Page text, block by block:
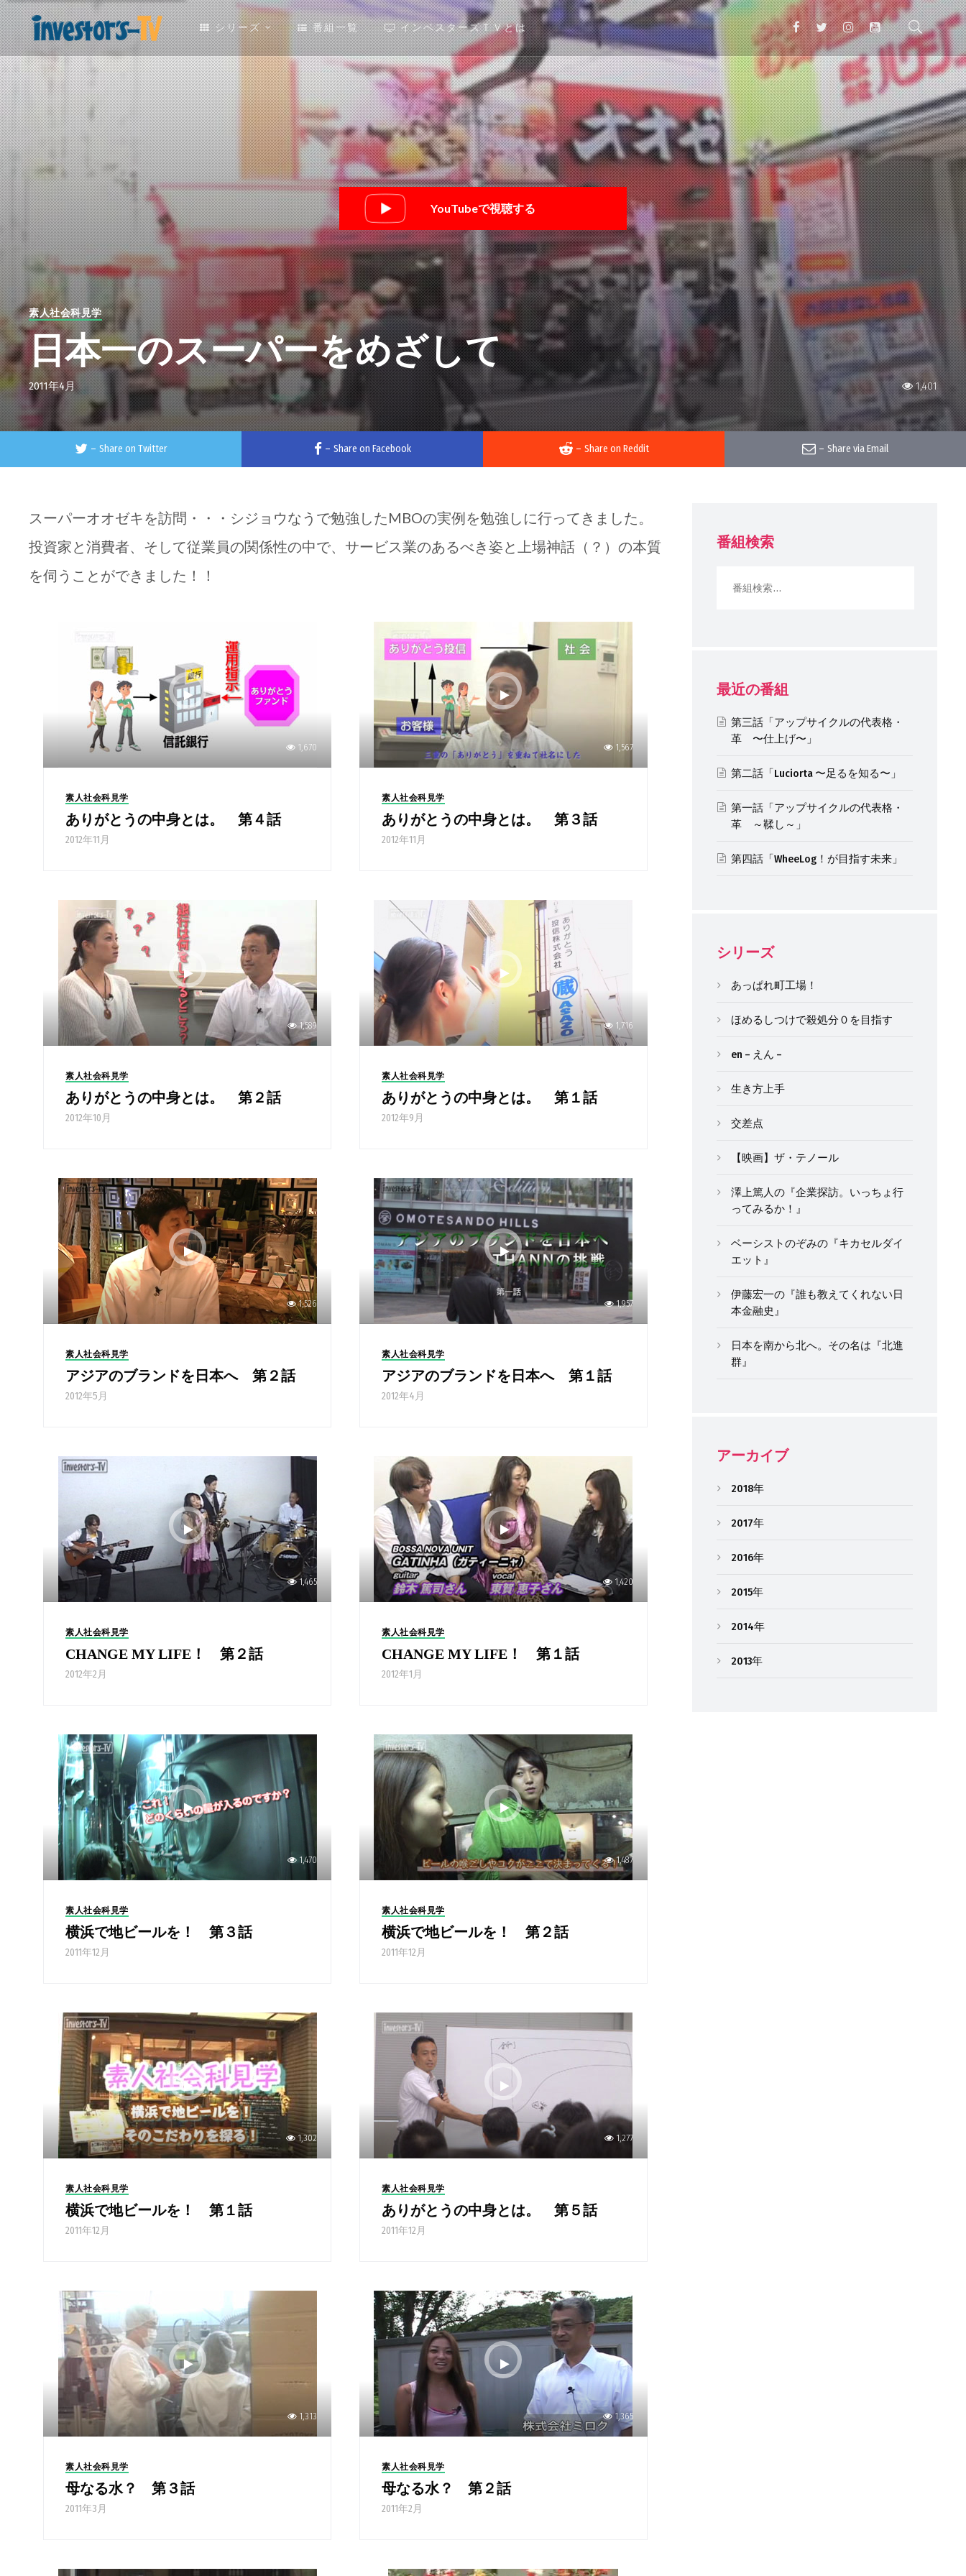
シリーズ 番組一覧 インベスターズＴＶとは
YouTubeで視聴する
1,401
素人社会科見学
日本一のスーパーをめざして
2011年4月
– Share on Twitter – Share on Facebook – Share on Reddit – Share via Email
スーパーオオゼキを訪問・・・シジョウなうで勉強したMBOの実例を勉強しに行ってきました。
投資家と消費者、そして従業員の関係性の中で、サービス業のあるべき姿と上場神話（？）の本質
を伺うことができました！！
1,670
素人社会科見学
ありがとうの中身とは。 第４話
2012年11月
1,567
素人社会科見学
ありがとうの中身とは。 第３話
2012年11月
1,589
素人社会科見学
ありがとうの中身とは。 第２話
2012年10月
1,716
素人社会科見学
ありがとうの中身とは。 第１話
2012年9月
1,526
素人社会科見学
アジアのブランドを日本へ 第２話
2012年5月
1,957
素人社会科見学
アジアのブランドを日本へ 第１話
2012年4月
1,465
素人社会科見学
CHANGE MY LIFE！ 第２話
2012年2月
1,420
素人社会科見学
CHANGE MY LIFE！ 第１話
2012年1月
1,470
素人社会科見学
横浜で地ビールを！ 第３話
2011年12月
1,487
素人社会科見学
横浜で地ビールを！ 第２話
2011年12月
1,302
素人社会科見学
横浜で地ビールを！ 第１話
2011年12月
1,277
素人社会科見学
ありがとうの中身とは。 第５話
2011年12月
1,313
素人社会科見学
母なる水？ 第３話
2011年3月
1,365
素人社会科見学
母なる水？ 第２話
2011年2月
番組検索
最近の番組
第三話「アップサイクルの代表格・
革 〜仕上げ〜」
第二話「Luciorta 〜足るを知る〜」
第一話「アップサイクルの代表格・
革 ～鞣し～」
第四話「WheeLog！が目指す未来」
シリーズ
あっぱれ町工場！
ほめるしつけで殺処分０を目指す
en – えん –
生き方上手
交差点
【映画】ザ・テノール
澤上篤人の『企業探訪。いっちょ行
ってみるか！』
ベーシストのぞみの『キカセルダイ
エット』
伊藤宏一の『誰も教えてくれない日
本金融史』
日本を南から北へ。その名は『北進
群』
アーカイブ
2018年
2017年
2016年
2015年
2014年
2013年